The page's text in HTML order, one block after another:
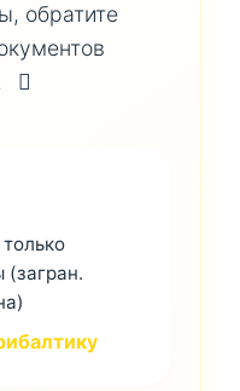
обратите
(загран.